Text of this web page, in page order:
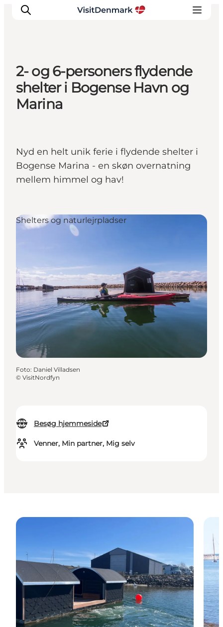
Inspiration
Destinationer
Oplevelser
2- og 6-personers flydende
shelter i Bogense Havn og
Marina
Nyd en helt unik ferie i flydende shelter i
Bogense Marina - en skøn overnatning
mellem himmel og hav!
Besøg hjemmeside
Venner, Min partner, Mig selv
Shelters og naturlejrpladser
Foto: Daniel Villadsen
© VisitNordfyn